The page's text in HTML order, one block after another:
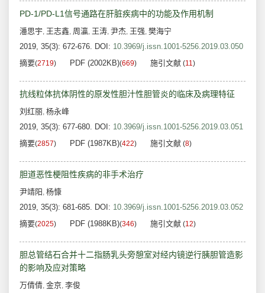
PD-1/PD-L1信号通路在肝脏疾病中的功能及作用机制
潘思宇, 王志鑫, 周灜, 王涛, 尹杰, 王强, 樊海宁
2019, 35(3): 672-676. DOI: 10.3969/j.issn.1001-5256.2019.03.050
摘要(2719) PDF (2002KB)(669) 施引文献 (11)
抗线粒体抗体阴性的原发性胆汁性胆管炎的临床及病理特征
刘红丽, 杨永峰
2019, 35(3): 677-680. DOI: 10.3969/j.issn.1001-5256.2019.03.051
摘要(2857) PDF (1987KB)(422) 施引文献 (8)
胆道恶性梗阻性疾病的非手术治疗
尹靖阳 , 杨慷
2019, 35(3): 681-685. DOI: 10.3969/j.issn.1001-5256.2019.03.052
摘要(2025) PDF (1988KB)(346) 施引文献 (12)
胆总管结石合并十二指肠乳头旁憩室对经内镜逆行胰胆管造影
的影响及应对策略
万倩倩, 金京, 李俊